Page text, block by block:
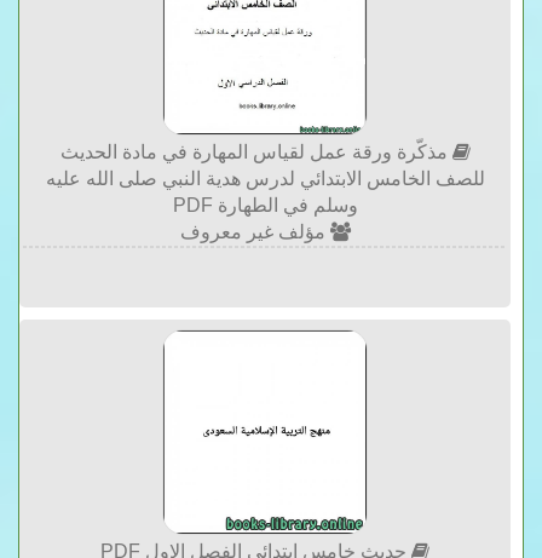
مذكّرة ورقة عمل لقياس المهارة في مادة الحديث
للصف الخامس الابتدائي لدرس هدية النبي صلى الله عليه
وسلم في الطهارة PDF
مؤلف غير معروف
حديث خامس ابتدائي الفصل الاول PDF